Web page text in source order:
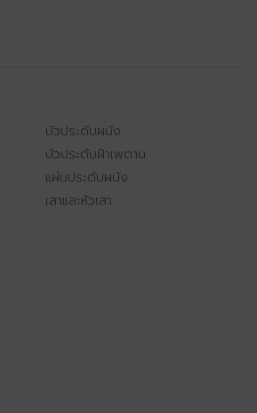
บัวประดับผนัง
บัวประดับฝ้าเพดาน
แผ่นประดับผนัง
เสาและหัวเสา